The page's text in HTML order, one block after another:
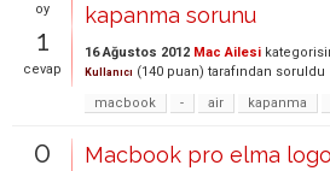
oy
1
cevap
kapanma sorunu
16 Ağustos 2012 Mac Ailesi
Kullanıcı (140 puan) tarafından soruldu
macbook
- air kapanma
0
Macbook pro elma